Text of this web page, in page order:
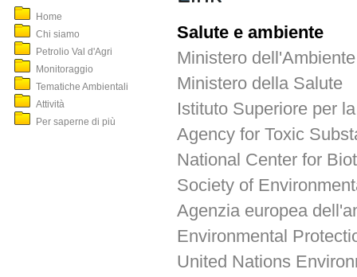
Home
Chi siamo
Petrolio Val d'Agri
Monitoraggio
Tematiche Ambientali
Attività
Per saperne di più
Salute e ambiente
Ministero dell'Ambiente
Ministero della Salute
Istituto Superiore per
Agency for Toxic
National Center for
Society of
Agenzia europea
Environmental
United Nations